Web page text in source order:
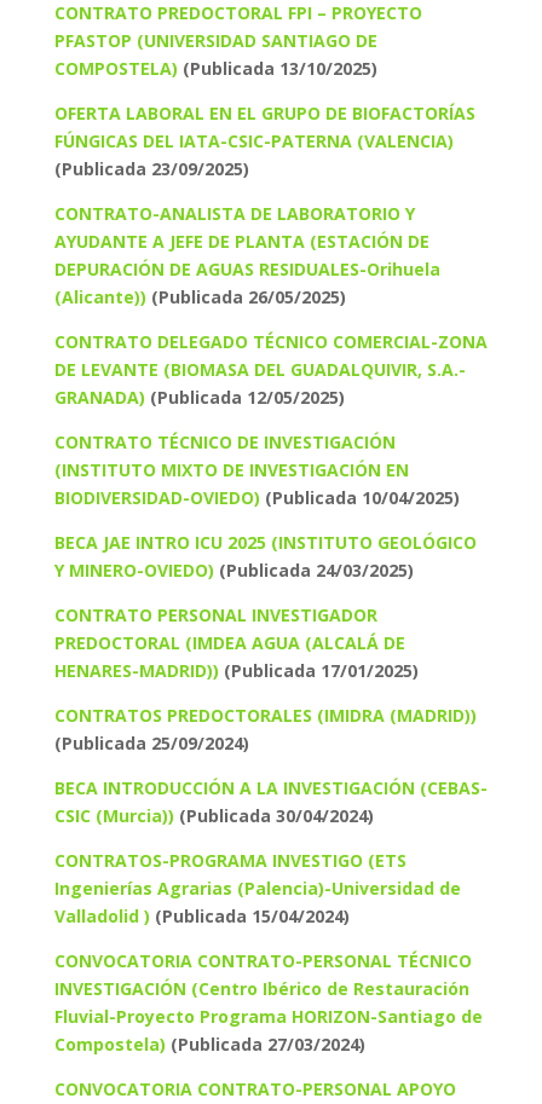
CONTRATO PREDOCTORAL FPI – PROYECTO
PFASTOP (UNIVERSIDAD SANTIAGO DE
COMPOSTELA) (Publicada 13/10/2025)
OFERTA LABORAL EN EL GRUPO DE BIOFACTORÍAS
FÚNGICAS DEL IATA-CSIC-PATERNA (VALENCIA)
(Publicada 23/09/2025)
CONTRATO-ANALISTA DE LABORATORIO Y
AYUDANTE A JEFE DE PLANTA (ESTACIÓN DE
DEPURACIÓN DE AGUAS RESIDUALES-Orihuela
(Alicante)) (Publicada 26/05/2025)
CONTRATO DELEGADO TÉCNICO COMERCIAL-ZONA
DE LEVANTE (BIOMASA DEL GUADALQUIVIR, S.A.-
GRANADA) (Publicada 12/05/2025)
CONTRATO TÉCNICO DE INVESTIGACIÓN
(INSTITUTO MIXTO DE INVESTIGACIÓN EN
BIODIVERSIDAD-OVIEDO) (Publicada 10/04/2025)
BECA JAE INTRO ICU 2025 (INSTITUTO GEOLÓGICO
Y MINERO-OVIEDO) (Publicada 24/03/2025)
CONTRATO PERSONAL INVESTIGADOR
PREDOCTORAL (IMDEA AGUA (ALCALÁ DE
HENARES-MADRID)) (Publicada 17/01/2025)
CONTRATOS PREDOCTORALES (IMIDRA (MADRID))
(Publicada 25/09/2024)
BECA INTRODUCCIÓN A LA INVESTIGACIÓN (CEBAS-
CSIC (Murcia)) (Publicada 30/04/2024)
CONTRATOS-PROGRAMA INVESTIGO (ETS
Ingenierías Agrarias (Palencia)-Universidad de
Valladolid ) (Publicada 15/04/2024)
CONVOCATORIA CONTRATO-PERSONAL TÉCNICO
INVESTIGACIÓN (Centro Ibérico de Restauración
Fluvial-Proyecto Programa HORIZON-Santiago de
Compostela) (Publicada 27/03/2024)
CONVOCATORIA CONTRATO-PERSONAL APOYO